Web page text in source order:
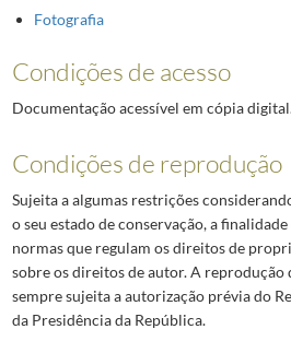
Fotografia
Condições de acesso
Documentação acessível em cópia
Condições de reprodução
Sujeita a algumas restrições
o seu estado de conservação, a
normas que regulam os direitos de
sobre os direitos de autor. A reprodução
sempre sujeita a autorização prévia do
da Presidência da República.